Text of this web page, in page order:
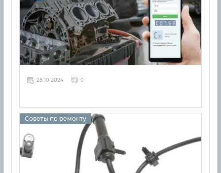
28 10 2024 0
Советы по ремонту